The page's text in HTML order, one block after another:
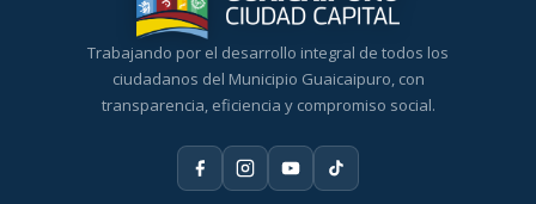
Trabajando por el desarrollo integral de todos los
ciudadanos del Municipio Guaicaipuro, con
transparencia, eficiencia y compromiso social.